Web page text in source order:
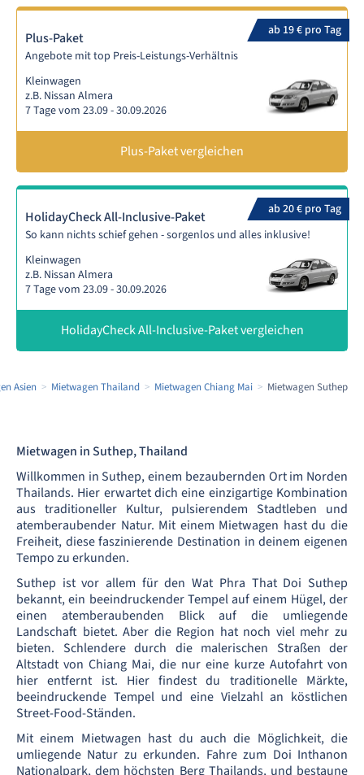
ab 19 € pro Tag
Plus-Paket
Angebote mit top Preis-Leistungs-Verhältnis
Kleinwagen
z.B. Nissan Almera
7 Tage vom 23.09 - 30.09.2026
Plus-Paket vergleichen
ab 20 € pro Tag
HolidayCheck All-Inclusive-Paket
So kann nichts schief gehen - sorgenlos und alles inklusive!
Kleinwagen
z.B. Nissan Almera
7 Tage vom 23.09 - 30.09.2026
HolidayCheck All-Inclusive-Paket vergleichen
Asien Mietwagen Thailand Mietwagen Chiang Mai Mietwagen Suthep
Mietwagen in Suthep, Thailand
Willkommen in Suthep, einem bezaubernden Ort im Norden
Thailands. Hier erwartet dich eine einzigartige Kombination
aus traditioneller Kultur, pulsierendem Stadtleben und
atemberaubender Natur. Mit einem Mietwagen hast du die
Freiheit, diese faszinierende Destination in deinem eigenen
Tempo zu erkunden.
Suthep ist vor allem für den Wat Phra That Doi Suthep
bekannt, ein beeindruckender Tempel auf einem Hügel, der
einen atemberaubenden Blick auf die umliegende
Landschaft bietet. Aber die Region hat noch viel mehr zu
bieten. Schlendere durch die malerischen Straßen der
Altstadt von Chiang Mai, die nur eine kurze Autofahrt von
hier entfernt ist. Hier findest du traditionelle Märkte,
beeindruckende Tempel und eine Vielzahl an köstlichen
Street-Food-Ständen.
Mit einem Mietwagen hast du auch die Möglichkeit, die
umliegende Natur zu erkunden. Fahre zum Doi Inthanon
Nationalpark, dem höchsten Berg Thailands, und bestaune